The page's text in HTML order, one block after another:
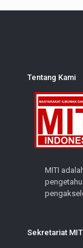
Tentang Kami
MITI
Sekretariat